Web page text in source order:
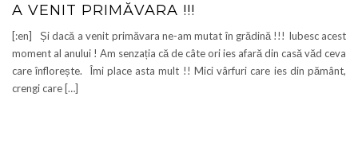
A VENIT PRIMĂVARA !!!
[:en] Și dacă a venit primăvara ne-am mutat în grădină !!! Iubesc acest
moment al anului ! Am senzația că de câte ori ies afară din casă văd ceva
care înflorește. Îmi place asta mult !! Mici vârfuri care ies din pământ,
crengi care […]